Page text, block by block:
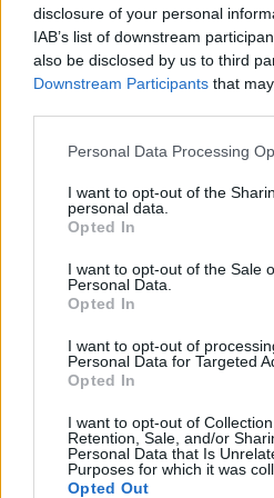
disclosure of your personal
IAB’s list of downstream
also be disclosed by us to third
Downstream Participants that
Personal Data Processing
I want to opt-out of the
personal data.
Opted In
I want to opt-out of the Sale
Personal Data.
Opted In
I want to opt-out of
Personal Data for Targeted
Opted In
I want to opt-out of
Retention, Sale, and/or
Personal Data that Is
Purposes for which it was
Opted Out
Bernardo Gomes (ADC
Tiago Calado (Valpaços Futsal
Nuno Faria (Amigos de Cerva)
Mérito Desportivo – Atleta
Ângela Jesus (ACD Santo
Tiago Oliveira (Abambres SC)
Luís Vieira (GD Chaves)
Mérito Desportivo – Atleta